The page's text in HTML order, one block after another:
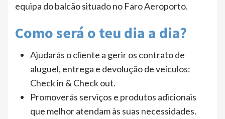
equipa do balcão situado no Faro Aeroporto.
Como será o teu dia a dia?
Ajudarás o cliente a gerir os contrato de
aluguel, entrega e devolução de veículos:
Check in & Check out.
Promoverás serviços e produtos adicionais
que melhor atendam às suas necessidades.